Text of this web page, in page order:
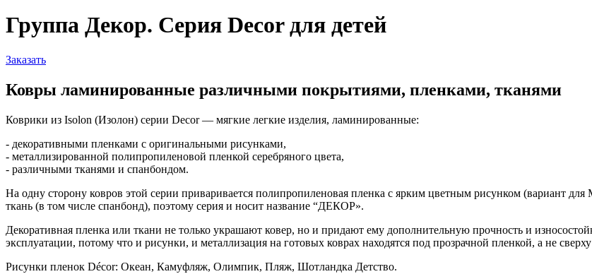
Группа Декор. Серия Decor для детей
Заказать
Ковры ламинированные различными покрытиями, пленками, тканями
Коврики из Isolon (Изолон) серии Decor — мягкие легкие изделия, ламинированные:
- декоративными пленками с оригинальными рисунками,
- металлизированной полипропиленовой пленкой серебряного цвета,
- различными тканями и спанбондом.
На одну сторону ковров этой серии приваривается полипропиленовая пленка с ярким цветным рисунком (вариант
ткань (в том числе спанбонд), поэтому серия и носит название “ДЕКОР».
Декоративная пленка или ткани не только украшают ковер, но и придают ему дополнительную прочность и
эксплуатации, потому что и рисунки, и металлизация на готовых коврах находятся под прозрачной пленкой, а не
Рисунки пленок Décor: Океан, Камуфляж, Олимпик, Пляж, Шотландка Детство.